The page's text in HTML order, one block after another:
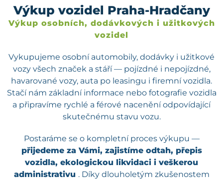
Výkup vozidel Praha-Hradčany
Výkup osobních, dodávkových i užitkových
vozidel
Vykupujeme osobní automobily, dodávky i užitkové
vozy všech značek a stáří — pojízdné i nepojízdné,
havarované vozy, auta po leasingu i firemní vozidla.
Stačí nám základní informace nebo fotografie vozidla
a připravíme rychlé a férové nacenění odpovídající
skutečnému stavu vozu.
Postaráme se o kompletní proces výkupu —
přijedeme za Vámi, zajistíme odtah, přepis
vozidla, ekologickou likvidaci i veškerou
administrativu . Díky dlouholetým zkušenostem